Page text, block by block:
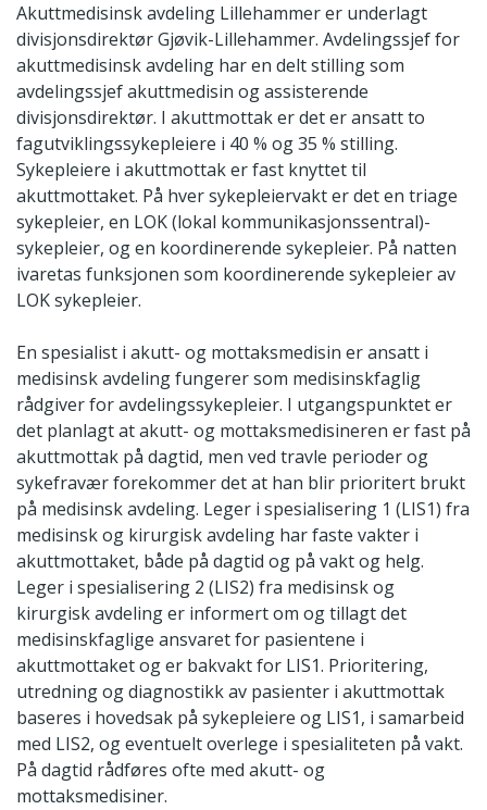
Akuttmedisinsk avdeling Lillehammer er underlagt
divisjonsdirektør Gjøvik-Lillehammer. Avdelingssjef for
akuttmedisinsk avdeling har en delt stilling som
avdelingssjef akuttmedisin og assisterende
divisjonsdirektør. I akuttmottak er det er ansatt to
fagutviklingssykepleiere i 40 % og 35 % stilling.
Sykepleiere i akuttmottak er fast knyttet til
akuttmottaket. På hver sykepleiervakt er det en triage
sykepleier, en LOK (lokal kommunikasjonssentral)-
sykepleier, og en koordinerende sykepleier. På natten
ivaretas funksjonen som koordinerende sykepleier av
LOK sykepleier.
En spesialist i akutt- og mottaksmedisin er ansatt i
medisinsk avdeling fungerer som medisinskfaglig
rådgiver for avdelingssykepleier. I utgangspunktet er
det planlagt at akutt- og mottaksmedisineren er fast på
akuttmottak på dagtid, men ved travle perioder og
sykefravær forekommer det at han blir prioritert brukt
på medisinsk avdeling. Leger i spesialisering 1 (LIS1) fra
medisinsk og kirurgisk avdeling har faste vakter i
akuttmottaket, både på dagtid og på vakt og helg.
Leger i spesialisering 2 (LIS2) fra medisinsk og
kirurgisk avdeling er informert om og tillagt det
medisinskfaglige ansvaret for pasientene i
akuttmottaket og er bakvakt for LIS1. Prioritering,
utredning og diagnostikk av pasienter i akuttmottak
baseres i hovedsak på sykepleiere og LIS1, i samarbeid
med LIS2, og eventuelt overlege i spesialiteten på vakt.
På dagtid rådføres ofte med akutt- og
mottaksmedisiner.